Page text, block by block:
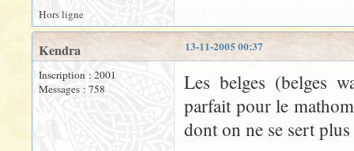
Hors ligne
13-11-2005 00:37
Kendra
Inscription : 2001
Messages : 758
Les belges (belges
parfait pour le
dont on ne se sert